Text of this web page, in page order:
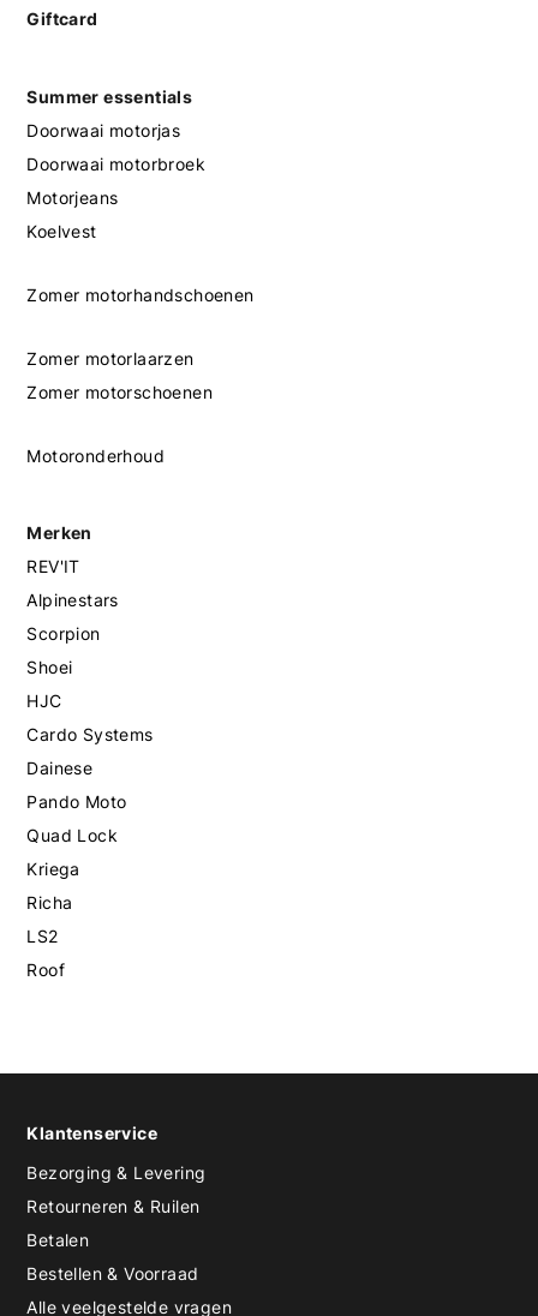
Giftcard
Summer essentials
Doorwaai motorjas
Doorwaai motorbroek
Motorjeans
Koelvest
Zomer motorhandschoenen
Zomer motorlaarzen
Zomer motorschoenen
Motoronderhoud
Merken
REV'IT
Alpinestars
Scorpion
Shoei
HJC
Cardo Systems
Dainese
Pando Moto
Quad Lock
Kriega
Richa
LS2
Roof
Klantenservice
Bezorging & Levering
Retourneren & Ruilen
Betalen
Bestellen & Voorraad
Alle veelgestelde vragen